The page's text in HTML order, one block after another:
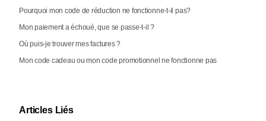
Pourquoi mon code de réduction ne fonctionne-t-il pas?
Mon paiement a échoué, que se passe-t-il ?
Où puis-je trouver mes factures ?
Mon code cadeau ou mon code promotionnel ne fonctionne pas
Articles Liés